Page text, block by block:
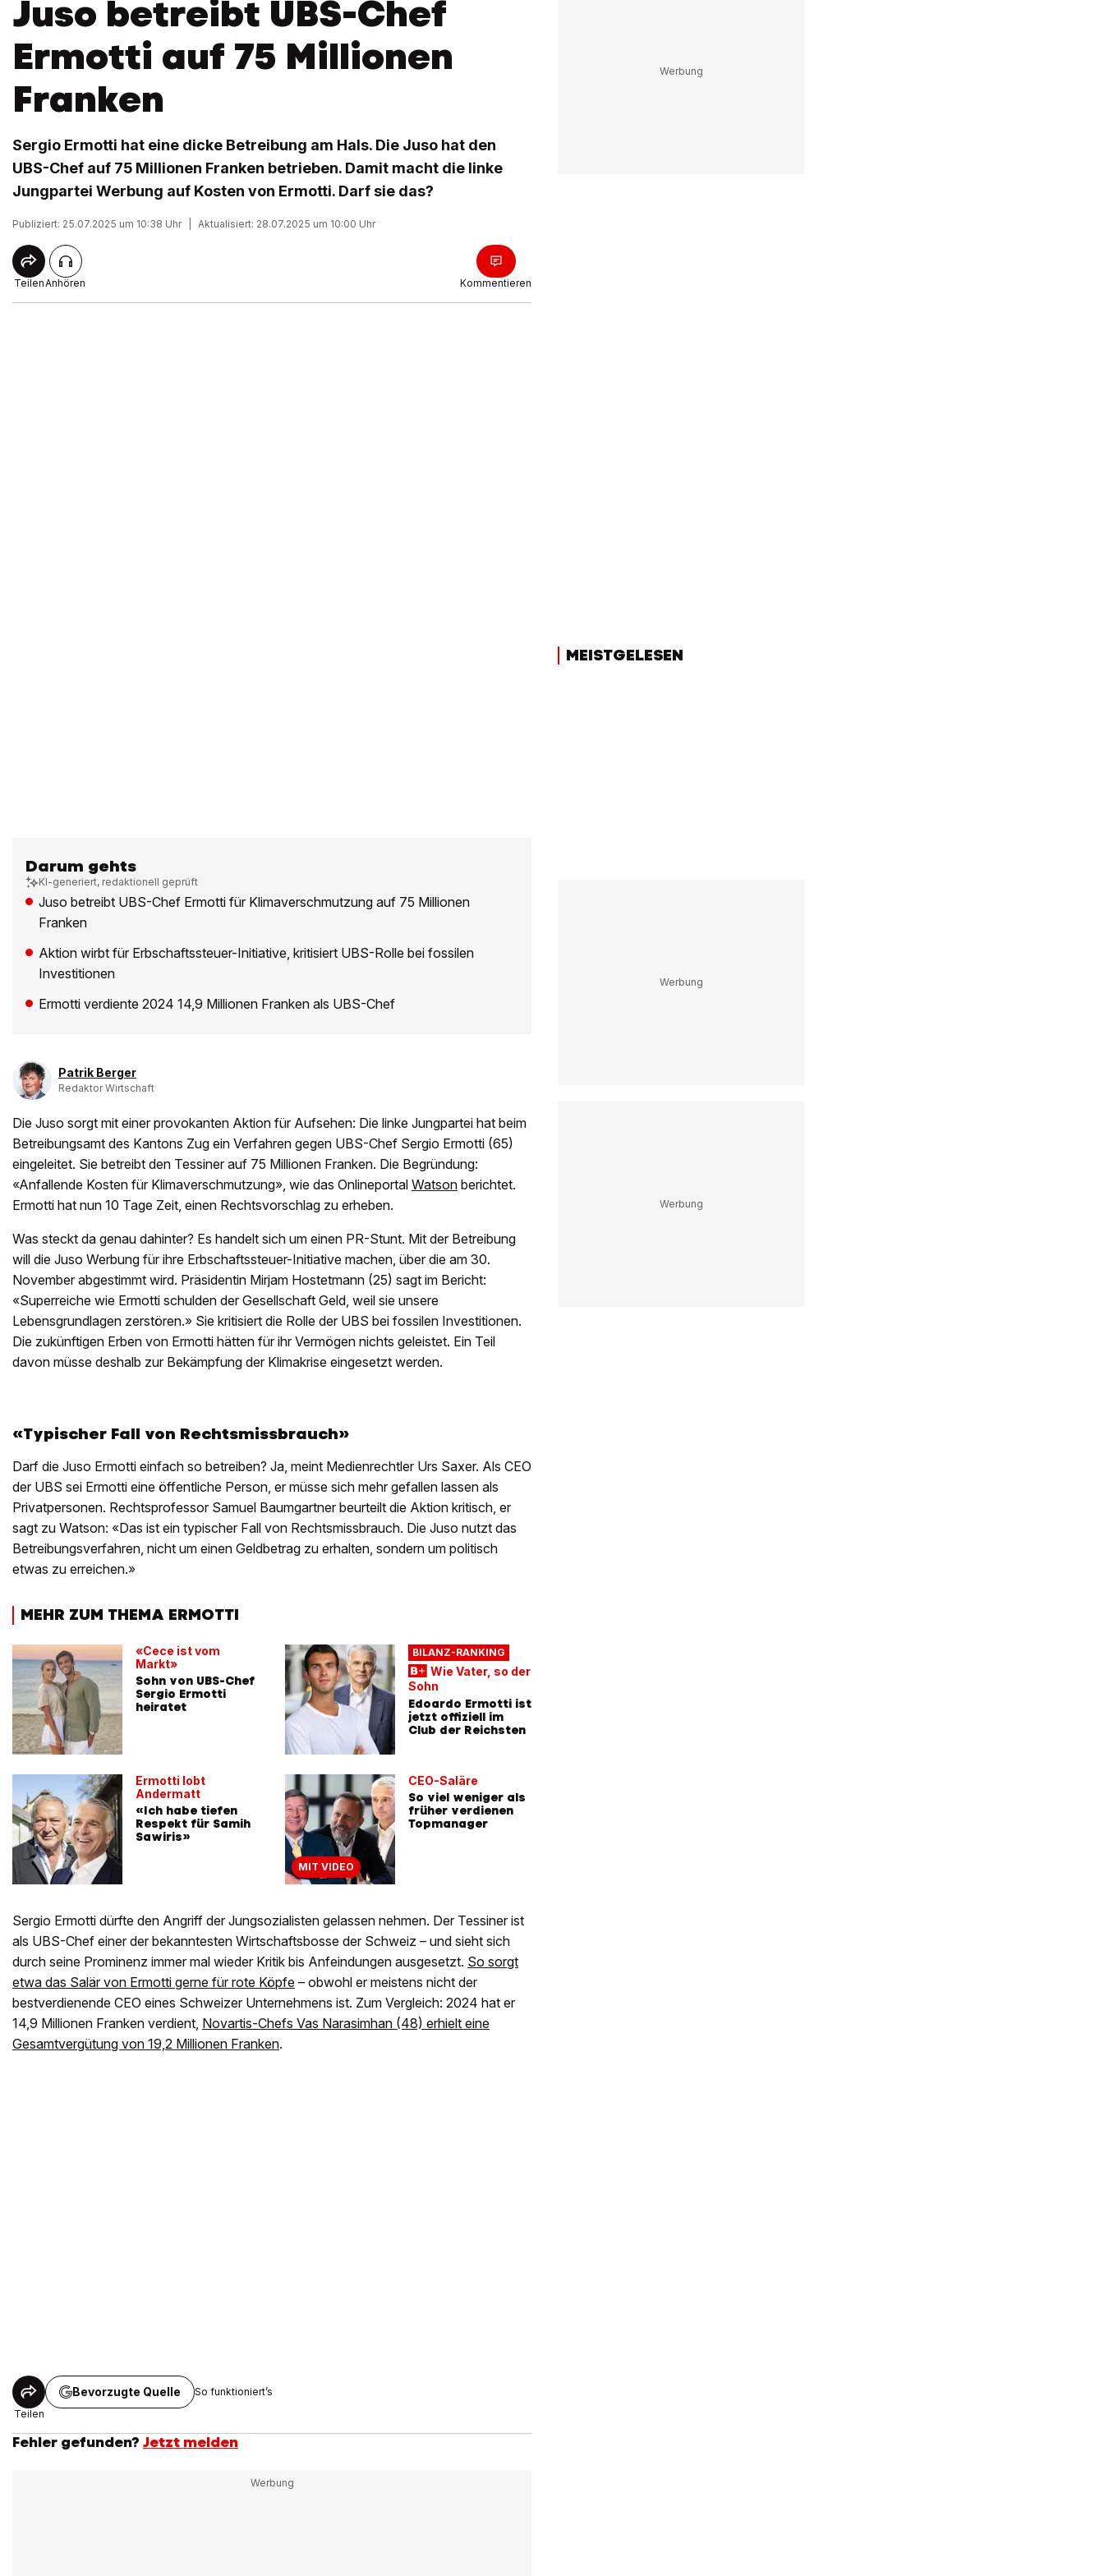
Juso betreibt UBS-Chef
Ermotti auf 75 Millionen
Franken
Sergio Ermotti hat eine dicke Betreibung am Hals. Die Juso hat den
UBS-Chef auf 75 Millionen Franken betrieben. Damit macht die linke
Jungpartei Werbung auf Kosten von Ermotti. Darf sie das?
Publiziert: 25.07.2025 um 10:38 Uhr Aktualisiert: 28.07.2025 um 10:00 Uhr
TeilenAnhören Kommentieren
Darum gehts
KI-generiert, redaktionell geprüft
Juso betreibt UBS-Chef Ermotti für Klimaverschmutzung auf 75 Millionen
Franken
Aktion wirbt für Erbschaftssteuer-Initiative, kritisiert UBS-Rolle bei fossilen
Investitionen
Ermotti verdiente 2024 14,9 Millionen Franken als UBS-Chef
Patrik Berger
Redaktor Wirtschaft
Die Juso sorgt mit einer provokanten Aktion für Aufsehen: Die linke Jungpartei hat beim
Betreibungsamt des Kantons Zug ein Verfahren gegen UBS-Chef Sergio Ermotti (65)
eingeleitet. Sie betreibt den Tessiner auf 75 Millionen Franken. Die Begründung:
«Anfallende Kosten für Klimaverschmutzung», wie das Onlineportal Watson berichtet.
Ermotti hat nun 10 Tage Zeit, einen Rechtsvorschlag zu erheben.
Was steckt da genau dahinter? Es handelt sich um einen PR-Stunt. Mit der Betreibung
will die Juso Werbung für ihre Erbschaftssteuer-Initiative machen, über die am 30.
November abgestimmt wird. Präsidentin Mirjam Hostetmann (25) sagt im Bericht:
«Superreiche wie Ermotti schulden der Gesellschaft Geld, weil sie unsere
Lebensgrundlagen zerstören.» Sie kritisiert die Rolle der UBS bei fossilen Investitionen.
Die zukünftigen Erben von Ermotti hätten für ihr Vermögen nichts geleistet. Ein Teil
davon müsse deshalb zur Bekämpfung der Klimakrise eingesetzt werden.
«Typischer Fall von Rechtsmissbrauch»
Darf die Juso Ermotti einfach so betreiben? Ja, meint Medienrechtler Urs Saxer. Als CEO
der UBS sei Ermotti eine öffentliche Person, er müsse sich mehr gefallen lassen als
Privatpersonen. Rechtsprofessor Samuel Baumgartner beurteilt die Aktion kritisch, er
sagt zu Watson: «Das ist ein typischer Fall von Rechtsmissbrauch. Die Juso nutzt das
Betreibungsverfahren, nicht um einen Geldbetrag zu erhalten, sondern um politisch
etwas zu erreichen.»
MEHR ZUM THEMA ERMOTTI
«Cece ist vom
Markt»
Sohn von UBS-Chef
Sergio Ermotti
heiratet
Ermotti lobt
Andermatt
«Ich habe tiefen
Respekt für Samih
Sawiris»
BILANZ-RANKING
Wie Vater, so der
Sohn
Edoardo Ermotti ist
jetzt offiziell im
Club der Reichsten
MIT VIDEO
CEO-Saläre
So viel weniger als
früher verdienen
Topmanager
Sergio Ermotti dürfte den Angriff der Jungsozialisten gelassen nehmen. Der Tessiner ist
als UBS-Chef einer der bekanntesten Wirtschaftsbosse der Schweiz – und sieht sich
durch seine Prominenz immer mal wieder Kritik bis Anfeindungen ausgesetzt. So sorgt
etwa das Salär von Ermotti gerne für rote Köpfe – obwohl er meistens nicht der
bestverdienende CEO eines Schweizer Unternehmens ist. Zum Vergleich: 2024 hat er
14,9 Millionen Franken verdient, Novartis-Chefs Vas Narasimhan (48) erhielt eine
Gesamtvergütung von 19,2 Millionen Franken.
Teilen
Bevorzugte Quelle So funktioniert’s
Fehler gefunden? Jetzt melden
MEISTGELESEN